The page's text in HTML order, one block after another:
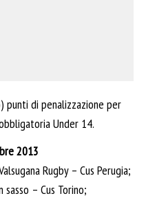
punti di penalizzazione per
Under 14.
2013
Rugby – Cus Perugia;
sasso – Cus Torino;